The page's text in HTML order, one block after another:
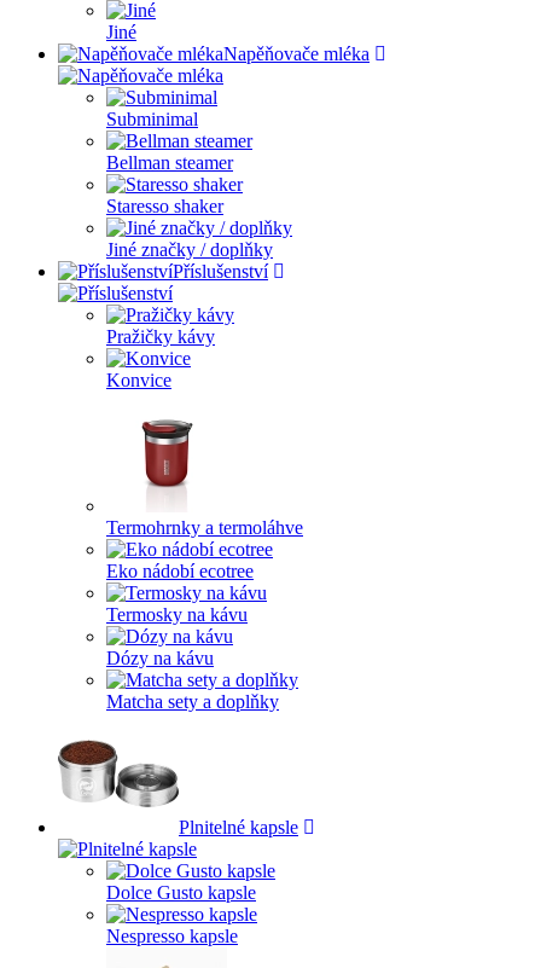
Jiné
Napěňovače mléka
Subminimal
Bellman steamer
Staresso shaker
Jiné značky / doplňky
Příslušenství
Pražičky kávy
Konvice
Termohrnky a termoláhve
Eko nádobí ecotree
Termosky na kávu
Dózy na kávu
Matcha sety a doplňky
Plnitelné kapsle
Dolce Gusto kapsle
Nespresso kapsle